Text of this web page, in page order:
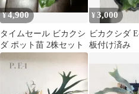
¥4,900
タイムセール ビカクシ
ダ ポット苗 2株セット
¥3,000
ビカクシダ
板付け済み